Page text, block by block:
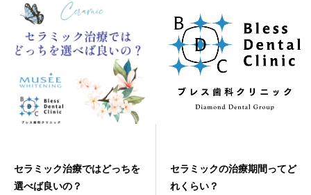
セラミック治療ではどっちを
選べば良いの？
セラミックの治療期間ってど
れくらい？